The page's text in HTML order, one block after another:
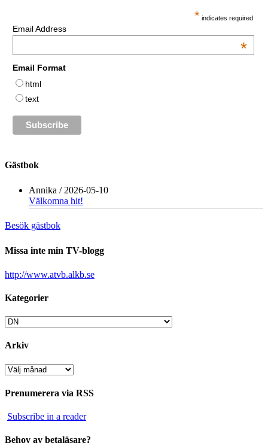
* indicates required
Email Address
*
Email Format
html
text
Gästbok
Annika / 2026-05-10
Välkomna hit!
Besök gästbok
Missa inte min TV-blogg
http://www.atvb.alkb.se
Kategorier
Kategorier
Arkiv
Arkiv
Prenumerera via RSS
Subscribe in a reader
Behov av betaläsare?